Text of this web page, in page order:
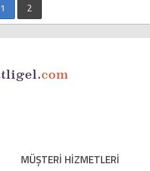
1 2
MÜŞTERİ HİZMETLERİ